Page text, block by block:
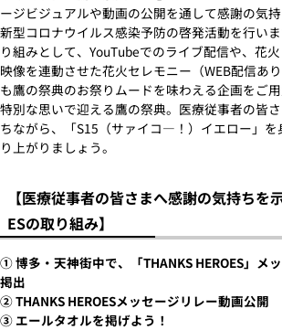
ージビジュアルや動画の公開を通して感謝の気持
新型コロナウイルス感染予防の啓発活動を行い
り組みとして、YouTubeでのライブ配信や、花
映像を連動させた花火セレモニー（WEB配信あ
も鷹の祭典のお祭りムードを味わえる企画をご用
特別な思いで迎える鷹の祭典。医療従事者の皆
ちながら、「S15（サァイコ―！）イエロー」を
り上がりましょう。
【医療従事者の皆さまへ感謝の気持ちを
ESの取り組み】
① 博多・天神街中で、「THANKS HEROES」メ
掲出
② THANKS HEROESメッセージリレー動画公開
③ エールタオルを掲げよう！